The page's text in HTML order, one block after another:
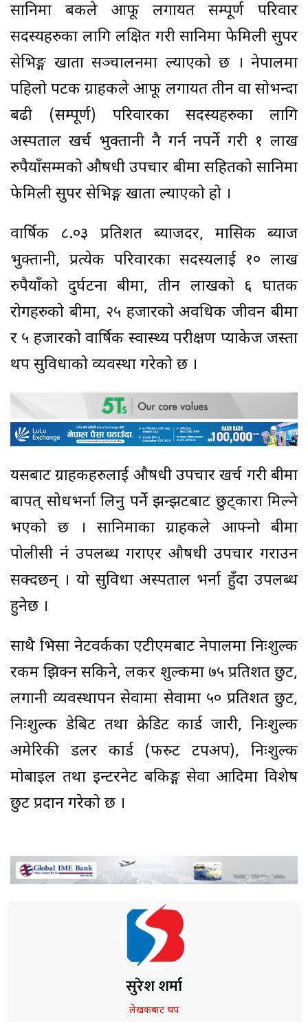
सानिमा बैंकले आफू लगायत सम्पूर्ण परिवार
सदस्यहरुका लागि लक्षित गरी सानिमा फेमिली सुपर
सेभिङ्ग खाता सञ्चालनमा ल्याएको छ । नेपालमा
पहिलो पटक ग्राहकले आफू लगायत तीन वा सोभन्दा
बढी (सम्पूर्ण) परिवारका सदस्यहरुका लागि
अस्पताल खर्च भुक्तानी नै गर्न नपर्ने गरी १ लाख
रुपैयाँसम्मको औषधी उपचार बीमा सहितको सानिमा
फेमिली सुपर सेभिङ्ग खाता ल्याएको हो ।
वार्षिक ८.०३ प्रतिशत ब्याजदर, मासिक ब्याज
भुक्तानी, प्रत्येक परिवारका सदस्यलाई १० लाख
रुपैयाँको दुर्घटना बीमा, तीन लाखको ६ घातक
रोगहरुको बीमा, २५ हजारको अवधिक जीवन बीमा
र ५ हजारको वार्षिक स्वास्थ्य परीक्षण प्याकेज जस्ता
थप सुविधाको व्यवस्था गरेको छ ।
यसबाट ग्राहकहरुलाई औषधी उपचार खर्च गरी बीमा
बापत् सोधभर्ना लिनु पर्ने झन्झटबाट छुट्कारा मिल्ने
भएको छ । सानिमाका ग्राहकले आफ्नो बीमा
पोलीसी नं उपलब्ध गराएर औषधी उपचार गराउन
सक्दछन् । यो सुविधा अस्पताल भर्ना हुँदा उपलब्ध
हुनेछ ।
साथै भिसा नेटवर्कका एटीएमबाट नेपालमा निःशुल्क
रकम झिक्न सकिने, लकर शुल्कमा ७५ प्रतिशत छुट,
लगानी व्यवस्थापन सेवामा सेवामा ५० प्रतिशत छुट,
निःशुल्क डेबिट तथा क्रेडिट कार्ड जारी, निःशुल्क
अमेरिकी डलर कार्ड (फस्र्ट टपअप), निःशुल्क
मोबाइल तथा इन्टरनेट बैंकिङ्ग सेवा आदिमा विशेष
छुट प्रदान गरेको छ ।
सुरेश शर्मा
लेखकबाट थप